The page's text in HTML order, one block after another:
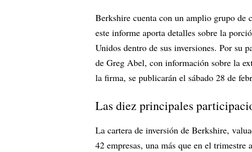
Berkshire cuenta con un amplio grupo de
este informe aporta detalles sobre la
Unidos dentro de sus inversiones. Por su
de Greg Abel, con información sobre la
la firma, se publicarán el sábado 28 de
Las diez principales
La cartera de inversión de Berkshire,
42 empresas, una más que en el